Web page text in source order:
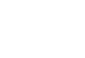
сайтом. Пожалуйста